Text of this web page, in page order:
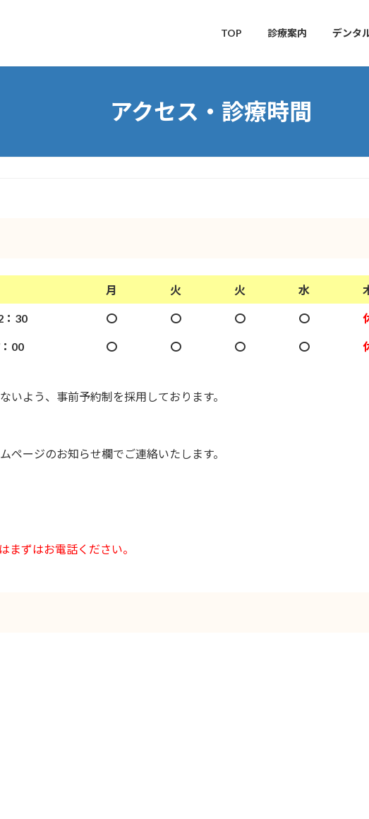
TOP 診療案内 デンタ
アクセス・診療時間
月 火 火 水
：30 〇 〇 〇 〇
00 〇 〇 〇 〇
いよう、事前予約制を採用しております。
ージのお知らせ欄でご連絡いたします。
まずはお電話ください。